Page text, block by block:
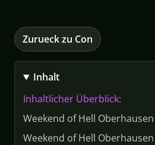
Zurueck zu Con
Inhalt
Inhaltlicher Überblick:
Weekend of Hell
Weekend of Hell